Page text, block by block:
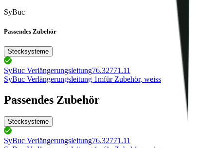
SyBuc
Passendes Zubehör
Stecksysteme
SyBuc Verlängerungsleitung76.32771.11
SyBuc Verlängerungsleitung 1mfür Zubehör, weiss
Passendes Zubehör
Stecksysteme
SyBuc Verlängerungsleitung76.32771.11